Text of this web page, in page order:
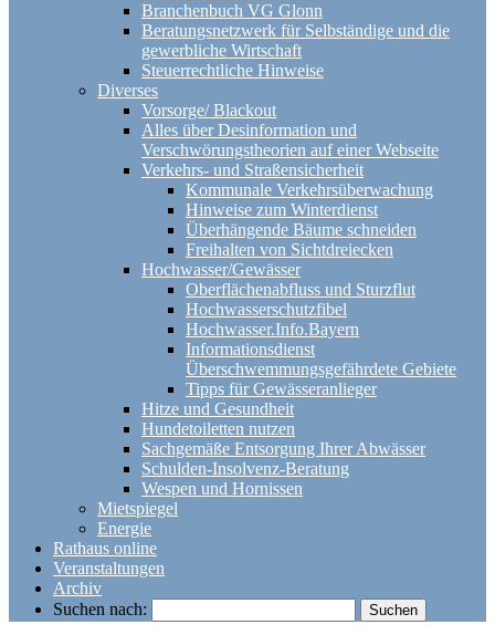
Branchenbuch VG Glonn
Beratungsnetzwerk für Selbständige und die
gewerbliche Wirtschaft
Steuerrechtliche Hinweise
Diverses
Vorsorge/ Blackout
Alles über Desinformation und
Verschwörungstheorien auf einer Webseite
Verkehrs- und Straßensicherheit
Kommunale Verkehrsüberwachung
Hinweise zum Winterdienst
Überhängende Bäume schneiden
Freihalten von Sichtdreiecken
Hochwasser/Gewässer
Oberflächenabfluss und Sturzflut
Hochwasserschutzfibel
Hochwasser.Info.Bayern
Informationsdienst
Überschwemmungsgefährdete Gebiete
Tipps für Gewässeranlieger
Hitze und Gesundheit
Hundetoiletten nutzen
Sachgemäße Entsorgung Ihrer Abwässer
Schulden-Insolvenz-Beratung
Wespen und Hornissen
Mietspiegel
Energie
Rathaus online
Veranstaltungen
Archiv
Suchen nach: